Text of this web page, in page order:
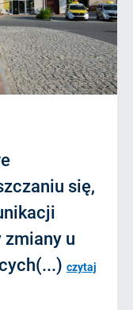
się,
zmiany u
czytaj